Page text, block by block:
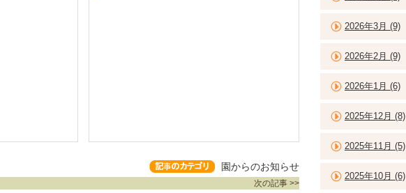
園からのお知らせ
次の記事 >>
2026年3月 (9)
2026年2月 (9)
2026年1月 (6)
2025年12月 (8)
2025年11月 (5)
2025年10月 (6)